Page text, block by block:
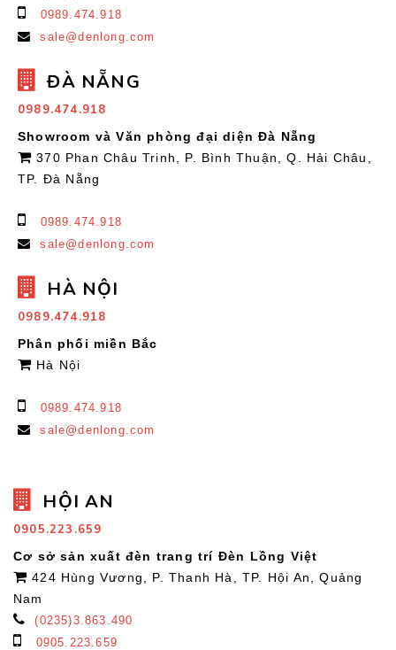
0989.474.918
sale@denlong.com
ĐÀ NẴNG
0989.474.918
Showroom và Văn phòng đại diện Đà Nẵng
370 Phan Châu Trinh, P. Bình Thuận, Q. Hải Châu,
TP. Đà Nẵng
0989.474.918
sale@denlong.com
HÀ NỘI
0989.474.918
Phân phối miền Bắc
Hà Nội
0989.474.918
sale@denlong.com
HỘI AN
0905.223.659
Cơ sở sản xuất đèn trang trí Đèn Lồng Việt
424 Hùng Vương, P. Thanh Hà, TP. Hội An, Quảng
Nam
(0235)3.863.490
0905.223.659